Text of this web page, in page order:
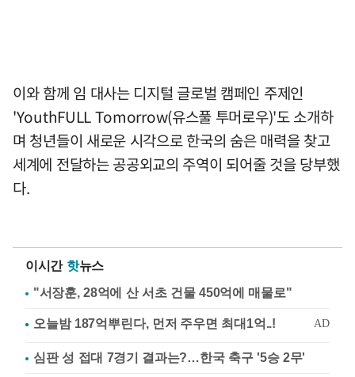
이와 함께 임 대사는 디지털 글로벌 캠페인 주제인
'YouthFULL Tomorrow(유스풀 투머로우)'도 소개하
며 청년들이 새로운 시각으로 한국의 숨은 매력을 찾고
세계에 전달하는 공공외교의 주역이 되어줄 것을 당부했
다.
이시간 핫뉴스
"서장훈, 28억에 산 서초 건물 450억에 매물로"
심판 성 접대 7경기 결과는?…한국 축구 '5승 2무'